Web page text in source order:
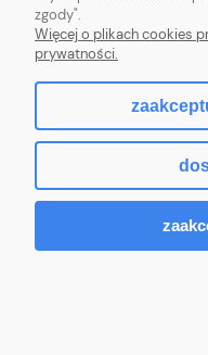
47,00 zł
zgody".
Więcej o plikach cookies
prywatności.